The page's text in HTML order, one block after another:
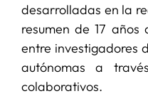
desarrolladas en la
resumen de 17
entre investigadores
autónomas a
colaborativos.